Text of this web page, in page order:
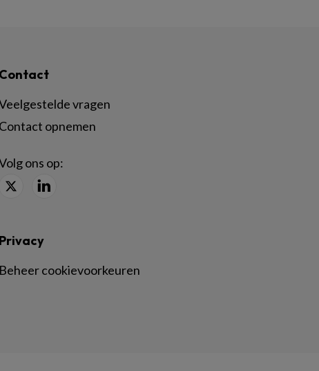
Contact
vragen
Contact opnemen
ons op:
Privacy
Beheer cookievoorkeuren